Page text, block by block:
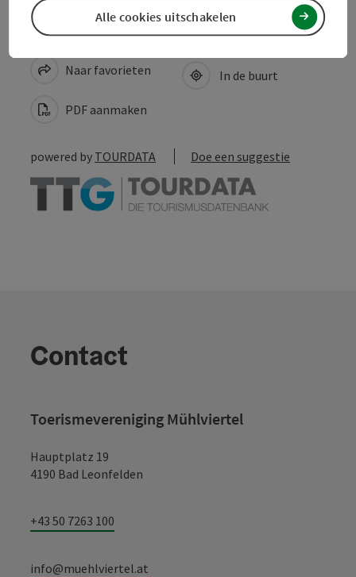
Naar favorieten
PDF aanmaken
Bijdrage printen
In de buurt
powered by TOURDATA Doe een suggestie
Contact
Toerismevereniging Mühlviertel
Hauptplatz 19
4190 Bad Leonfelden
+43 50 7263 100
info@muehlviertel.at
Alle cookies uitschakelen